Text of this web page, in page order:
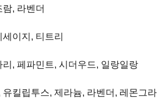
, 라벤더
이지, 티트리
, 페파민트, 시더우드, 일랑일랑
킬립투스, 제라늄, 라벤더, 레몬그라